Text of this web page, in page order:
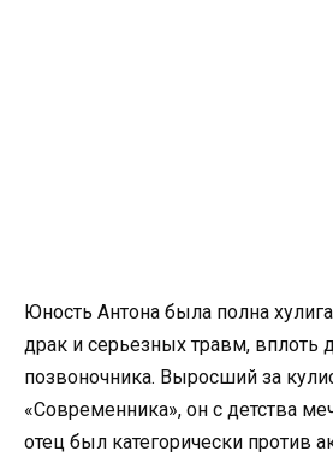
Юность Антона была полна
драк и серьезных травм, вплоть
позвоночника. Выросший за
«Современника», он с детства
отец был категорически против